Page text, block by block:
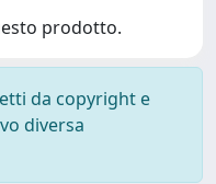
prodotto.
da copyright e
diversa